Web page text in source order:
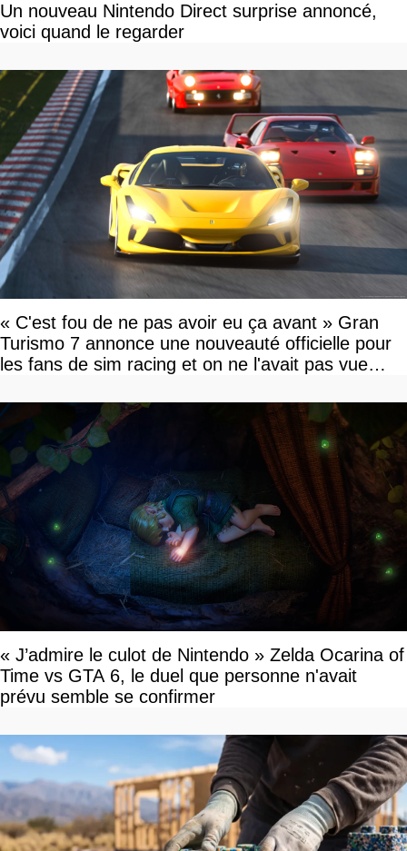
Un nouveau Nintendo Direct surprise annoncé,
voici quand le regarder
« C'est fou de ne pas avoir eu ça avant » Gran
Turismo 7 annonce une nouveauté officielle pour
les fans de sim racing et on ne l'avait pas vue
« J’admire le culot de Nintendo » Zelda Ocarina of
Time vs GTA 6, le duel que personne n'avait
prévu semble se confirmer